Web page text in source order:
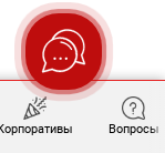
Вопросы